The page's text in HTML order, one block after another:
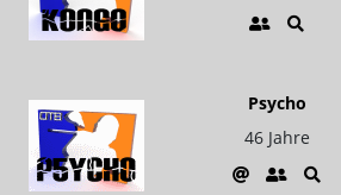
Psycho
46 Jahre